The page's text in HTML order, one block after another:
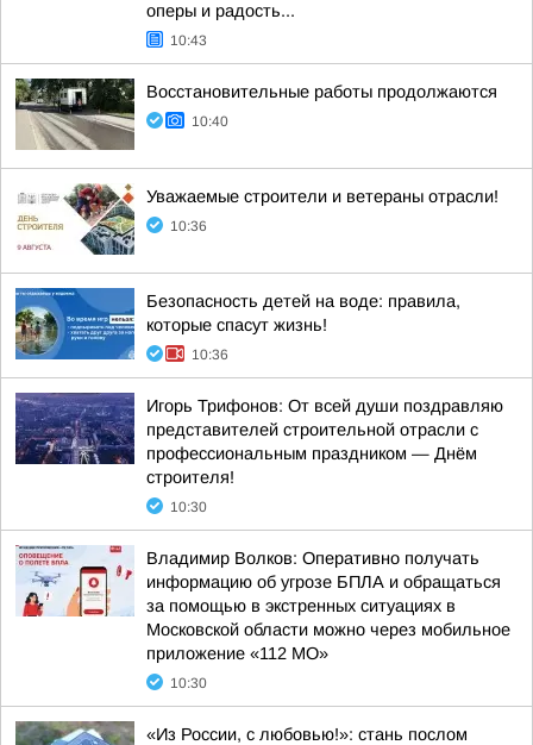
оперы и радость...
10:43
Восстановительные работы продолжаются
10:40
Уважаемые строители и ветераны отрасли!
10:36
Безопасность детей на воде: правила,
которые спасут жизнь!
10:36
Игорь Трифонов: От всей души поздравляю
представителей строительной отрасли с
профессиональным праздником — Днём
строителя!
10:30
Владимир Волков: Оперативно получать
информацию об угрозе БПЛА и обращаться
за помощью в экстренных ситуациях в
Московской области можно через мобильное
приложение «112 МО»
10:30
«Из России, с любовью!»: стань послом